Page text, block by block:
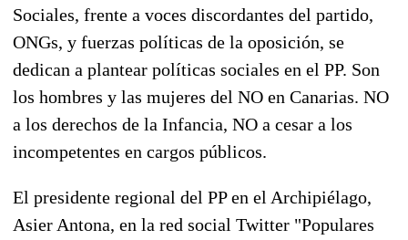
Sociales, frente a voces discordantes del partido,
ONGs, y fuerzas políticas de la oposición, se
dedican a plantear políticas sociales en el PP. Son
los hombres y las mujeres del NO en Canarias. NO
a los derechos de la Infancia, NO a cesar a los
incompetentes en cargos públicos.
El presidente regional del PP en el Archipiélago,
Asier Antona, en la red social Twitter "Populares